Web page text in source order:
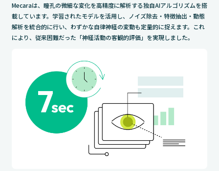
Mecaraは、瞳孔の微細な変化を高精度に解析する独自AIアルゴリズムを搭
載しています。学習されたモデルを活用し、ノイズ除去・特徴抽出・動態
解析を統合的に行い、わずかな自律神経の変動も定量的に捉えます。これ
により、従来困難だった「神経活動の客観的評価」を実現しました。